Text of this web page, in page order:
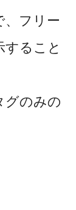
、フリー
ること
グのみの